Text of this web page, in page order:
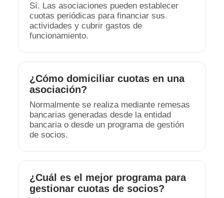
Sí. Las asociaciones pueden establecer
cuotas periódicas para financiar sus
actividades y cubrir gastos de
funcionamiento.
¿Cómo domiciliar cuotas en una
asociación?
Normalmente se realiza mediante remesas
bancarias generadas desde la entidad
bancaria o desde un programa de gestión
de socios.
¿Cuál es el mejor programa para
gestionar cuotas de socios?